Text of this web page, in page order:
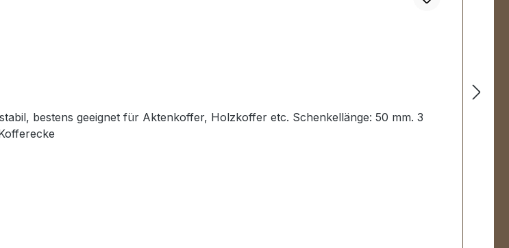
bestens geeignet für Aktenkoffer, Holzkoffer etc. Schenkellänge: 50 mm. 3